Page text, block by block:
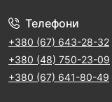
Телефони
+380 (67) 643-28-32
+380 (48) 750-23-09
+380 (67) 641-80-49